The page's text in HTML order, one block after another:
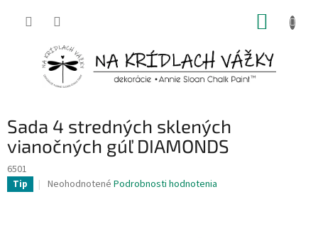
Sada 4 stredných sklených
vianočných gúľ DIAMONDS
6501
Tip
Priemerné
Neohodnotené Podrobnosti hodnotenia